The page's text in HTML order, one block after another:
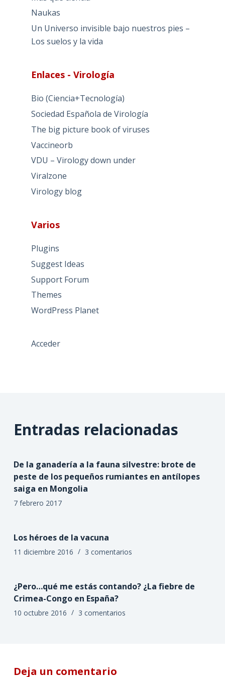
Naukas
Un Universo invisible bajo nuestros pies –
Los suelos y la vida
Enlaces - Virología
Bio (Ciencia+Tecnología)
Sociedad Española de Virología
The big picture book of viruses
Vaccineorb
VDU – Virology down under
Viralzone
Virology blog
Varios
Plugins
Suggest Ideas
Support Forum
Themes
WordPress Planet
Acceder
Entradas relacionadas
De la ganadería a la fauna silvestre: brote de
peste de los pequeños rumiantes en antílopes
saiga en Mongolia
7 febrero 2017
Los héroes de la vacuna
11 diciembre 2016 3 comentarios
¿Pero…qué me estás contando? ¿La fiebre de
Crimea-Congo en España?
10 octubre 2016 3 comentarios
Deja un comentario